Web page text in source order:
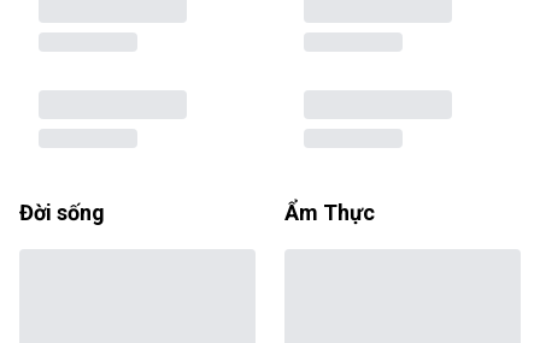
Đời sống Ẩm Thực